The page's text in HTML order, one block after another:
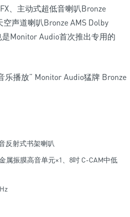
、主动式超低音喇叭Bronze
声道喇叭Bronze AMS Dolby
Monitor Audio首次推出专用的
反射式书架喇叭
属振膜高音单元×1、8吋 C-CAM中低